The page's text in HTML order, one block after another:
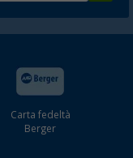
Carta fedeltà
Berger